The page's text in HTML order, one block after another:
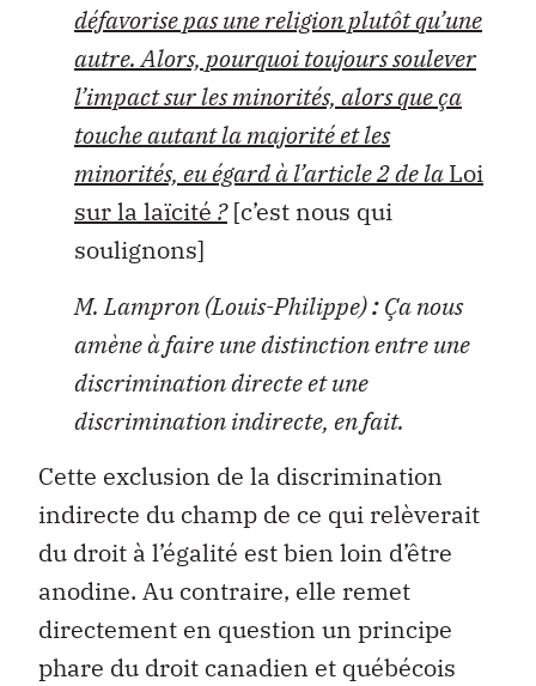
défavorise pas une religion plutôt qu’une
autre. Alors, pourquoi toujours soulever
l’impact sur les minorités, alors que ça
touche autant la majorité et les
minorités, eu égard à l’article 2 de laLoi
sur la laïcité ?[c’est nous qui
soulignons]
M. Lampron (Louis-Philippe):Ça nous
amène à faire une distinction entre une
discrimination directe et une
discrimination indirecte, en fait.
Cette exclusion de la discrimination
indirecte du champ de ce qui relèverait
du droit à l’égalité est bien loin d’être
anodine. Au contraire, elle remet
directement en question un principe
phare du droit canadien et québécois